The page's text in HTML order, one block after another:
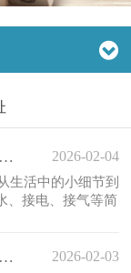
牌的嘛知乎：接水高手：接水 2026-02-04
生活中的小细节到
、接电、接气等简
千亿球盟会：设计灵感：使用优质不锈钢水管 2026-02-03